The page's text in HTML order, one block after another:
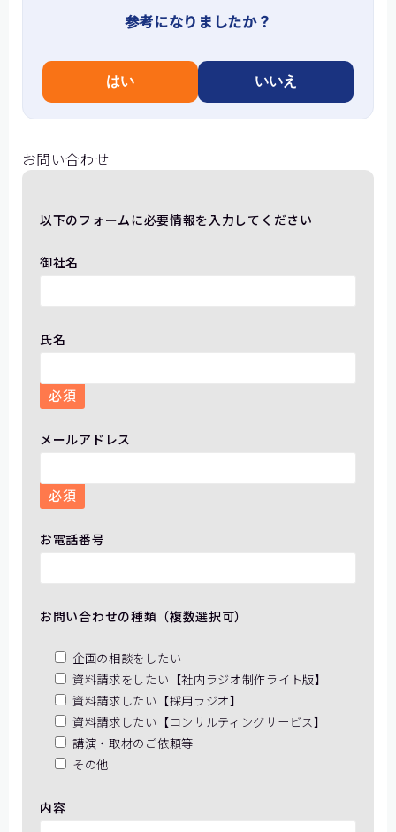
参考になりましたか？
はい いいえ
お問い合わせ
以下のフォームに必要情報を入力してください
御社名
氏名
必須
メールアドレス
必須
お電話番号
お問い合わせの種類（複数選択可）
企画の相談をしたい
資料請求をしたい【社内ラジオ制作ライト版】
資料請求したい【採用ラジオ】
資料請求したい【コンサルティングサービス】
講演・取材のご依頼等
その他
内容